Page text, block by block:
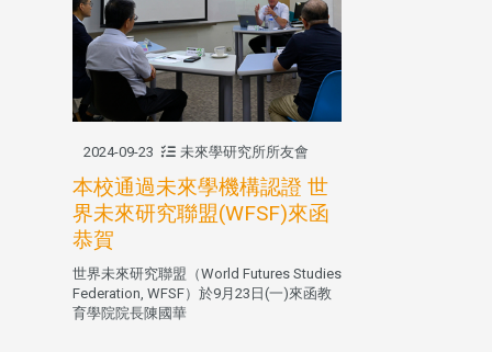
2024-09-23 未來學研究所所友會
本校通過未來學機構認證 世
界未來研究聯盟(WFSF)來函
恭賀
世界未來研究聯盟（World Futures Studies
Federation, WFSF）於9月23日(一)來函教
育學院院長陳國華